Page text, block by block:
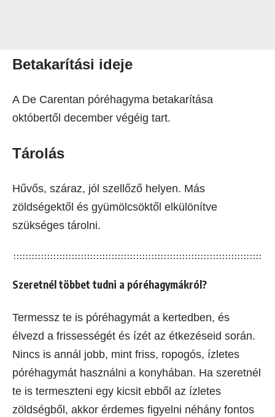
Betakarítási ideje
A De Carentan póréhagyma betakarítása
októbertől december végéig tart.
Tárolás
Hűvős, száraz, jól szellőző helyen. Más
zöldségektől és gyümölcsöktől elkülönítve
szükséges tárolni.
Szeretnél többet tudni a póréhagymákról?
Termessz te is póréhagymát a kertedben, és
élvezd a frissességét és ízét az étkezéseid során.
Nincs is annál jobb, mint friss, ropogós, ízletes
póréhagymát használni a konyhában. Ha szeretnél
te is termeszteni egy kicsit ebből az ízletes
zöldségből, akkor érdemes figyelni néhány fontos